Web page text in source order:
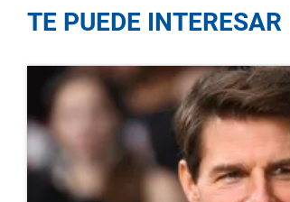
TE PUEDE INTERESAR